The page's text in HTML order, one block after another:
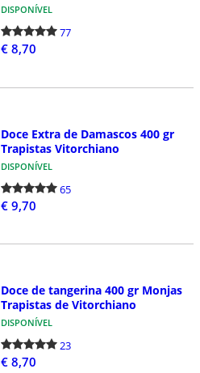
DISPONÍVEL
77
€ 8,70
Doce Extra de Damascos 400 gr
Trapistas Vitorchiano
DISPONÍVEL
65
€ 9,70
Doce de tangerina 400 gr Monjas
Trapistas de Vitorchiano
DISPONÍVEL
23
€ 8,70